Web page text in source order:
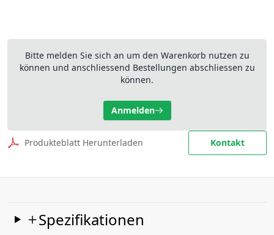
Bitte melden Sie sich an um den Warenkorb nutzen zu
können und anschliessend Bestellungen abschliessen zu
können.
Anmelden
Produkteblatt Herunterladen Kontakt
Spezifikationen